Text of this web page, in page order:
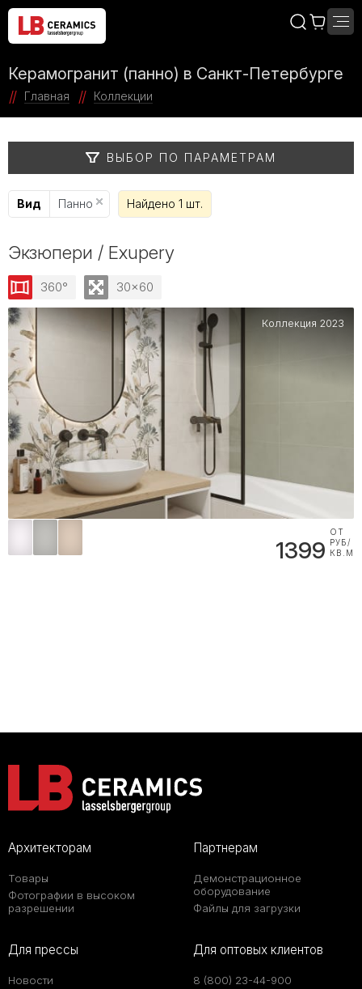
Керамогранит (панно) в Санкт-Петербурге
Главная Коллекции
ВЫБОР ПО ПАРАМЕТРАМ
Вид Панно Найдено 1 шт.
Экзюпери / Exupery
360° 30x60
Коллекция 2023
1399
ОТ
РУБ/
КВ.М
Архитекторам
Товары
Фотографии в высоком
разрешении
Партнерам
Демонстрационное
оборудование
Файлы для загрузки
Для прессы
Новости
Для оптовых клиентов
8 (800) 23-44-900